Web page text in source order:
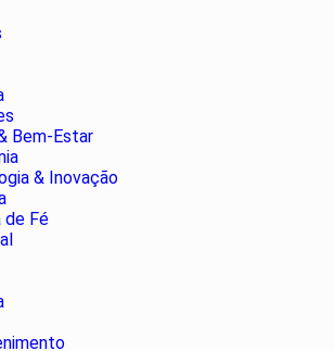
Bem-Estar
& Inovação
de Fé